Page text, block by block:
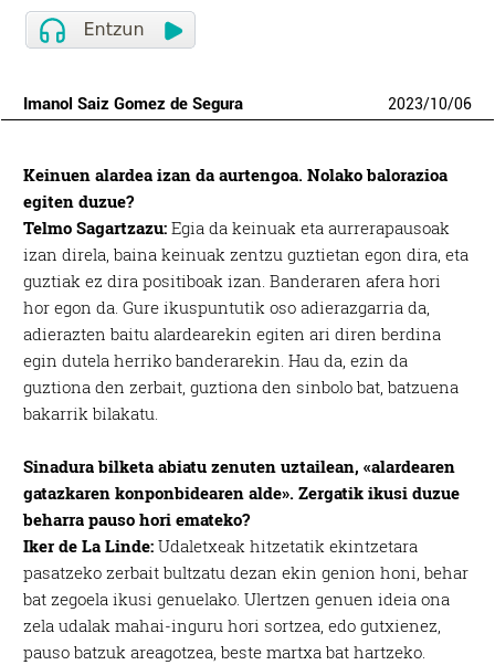
Imanol Saiz Gomez de Segura 2023/10/06
Keinuen alardea izan da aurtengoa. Nolako balorazioa
egiten duzue?
Telmo Sagartzazu: Egia da keinuak eta aurrerapausoak
izan direla, baina keinuak zentzu guztietan egon dira, eta
guztiak ez dira positiboak izan. Banderaren afera hori
hor egon da. Gure ikuspuntutik oso adierazgarria da,
adierazten baitu alardearekin egiten ari diren berdina
egin dutela herriko banderarekin. Hau da, ezin da
guztiona den zerbait, guztiona den sinbolo bat, batzuena
bakarrik bilakatu.
Sinadura bilketa abiatu zenuten uztailean, «alardearen
gatazkaren konponbidearen alde». Zergatik ikusi duzue
beharra pauso hori emateko?
Iker de La Linde: Udaletxeak hitzetatik ekintzetara
pasatzeko zerbait bultzatu dezan ekin genion honi, behar
bat zegoela ikusi genuelako. Ulertzen genuen ideia ona
zela udalak mahai-inguru hori sortzea, edo gutxienez,
pauso batzuk areagotzea, beste martxa bat hartzeko.